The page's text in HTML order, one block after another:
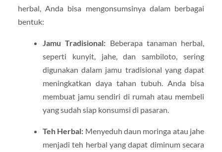
herbal, Anda bisa mengonsumsinya dalam berbagai
bentuk:
Jamu Tradisional: Beberapa tanaman herbal,
seperti kunyit, jahe, dan sambiloto, sering
digunakan dalam jamu tradisional yang dapat
meningkatkan daya tahan tubuh. Anda bisa
membuat jamu sendiri di rumah atau membeli
yang sudah siap konsumsi di pasaran.
Teh Herbal: Menyeduh daun moringa atau jahe
menjadi teh herbal yang dapat diminum secara